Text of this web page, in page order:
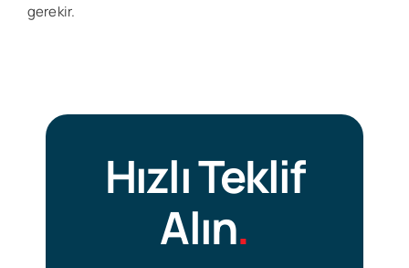
gerekir.
Hızlı Teklif
Alın.